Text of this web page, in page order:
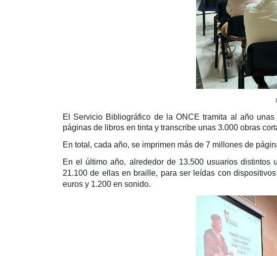
El Servicio Bibliográfico de la ONCE tramita al año
páginas de libros en tinta y transcribe unas 3.000 obras
En total, cada año, se imprimen más de 7 millones de
En el último año, alrededor de 13.500 usuarios
21.100 de ellas en braille, para ser leídas con
euros y 1.200 en sonido.